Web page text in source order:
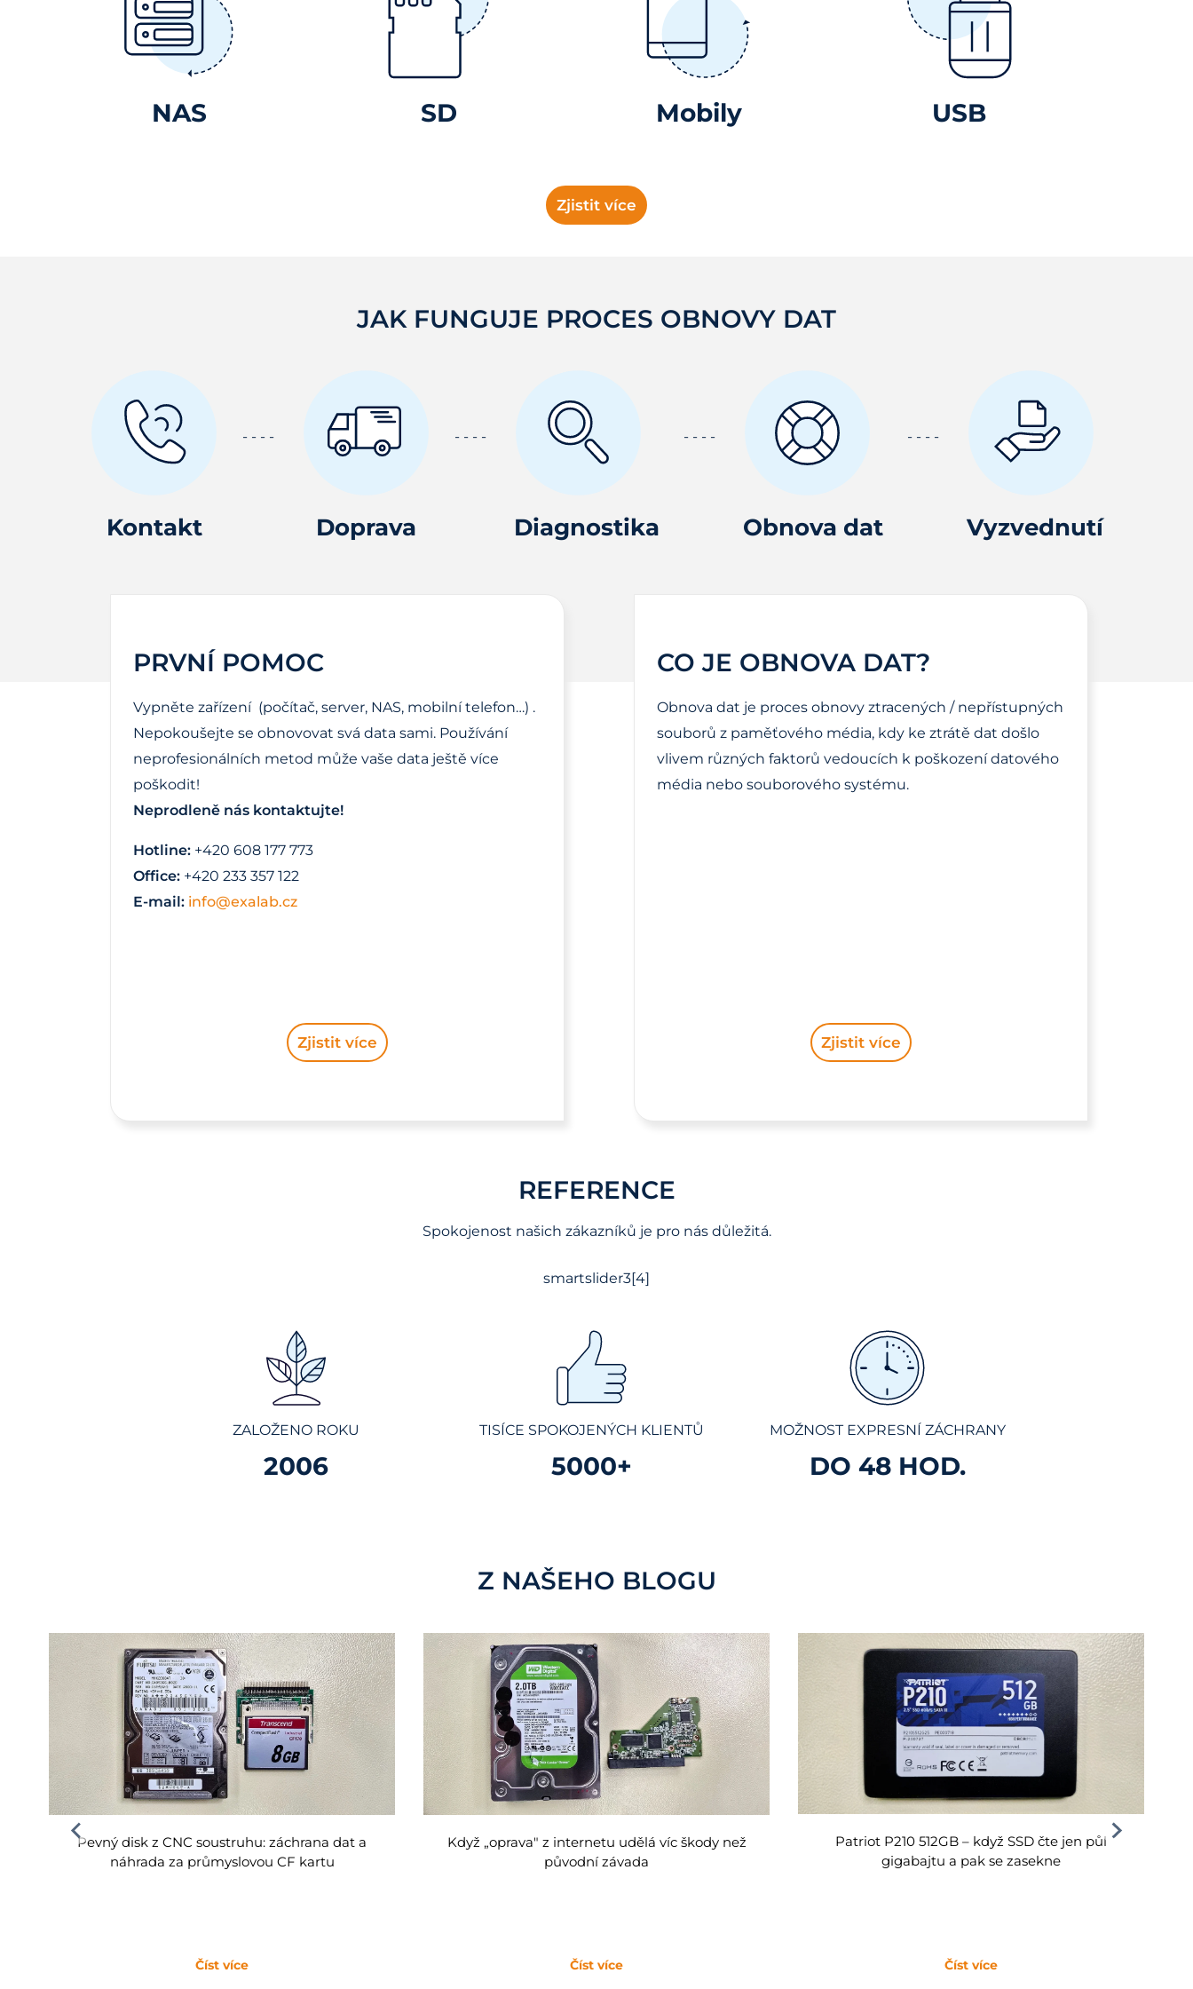
NAS SD Mobily USB
Zjistit více
JAK FUNGUJE PROCES OBNOVY DAT
Kontakt Doprava Diagnostika Obnova dat Vyzvednutí
PRVNÍ POMOC
Vypněte zařízení (počítač, server, NAS, mobilní telefon…) .
Nepokoušejte se obnovovat svá data sami. Používání
neprofesionálních metod může vaše data ještě více
poškodit!
Neprodleně nás kontaktujte!
Hotline: +420 608 177 773
Office: +420 233 357 122
E-mail: info@exalab.cz
Zjistit více
CO JE OBNOVA DAT?
Obnova dat je proces obnovy ztracených / nepřístupných
souborů z paměťového média, kdy ke ztrátě dat došlo
vlivem různých faktorů vedoucích k poškození datového
média nebo souborového systému.
Zjistit více
REFERENCE
Spokojenost našich zákazníků je pro nás důležitá.
smartslider3[4]
ZALOŽENO ROKU
2006
TISÍCE SPOKOJENÝCH KLIENTŮ
5000+
MOŽNOST EXPRESNÍ ZÁCHRANY
DO 48 HOD.
Z NAŠEHO BLOGU
Pevný disk z CNC soustruhu: záchrana dat a
náhrada za průmyslovou CF kartu
Číst více
Když „oprava" z internetu udělá víc škody než
původní závada
Číst více
Patriot P210 512GB – když SSD čte jen půl
gigabajtu a pak se zasekne
Číst více